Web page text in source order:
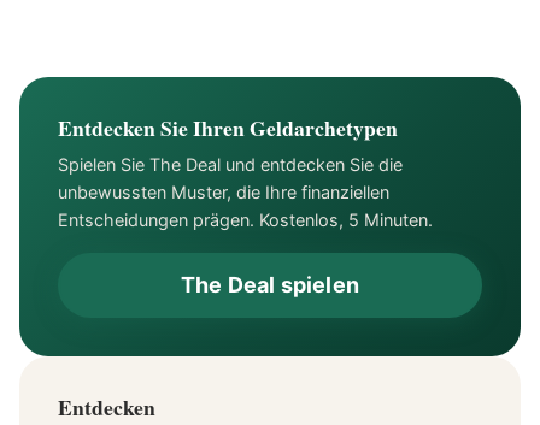
Entdecken Sie Ihren Geldarchetypen
Spielen Sie The Deal und entdecken Sie die
unbewussten Muster, die Ihre finanziellen
Entscheidungen prägen. Kostenlos, 5 Minuten.
The Deal spielen
Entdecken